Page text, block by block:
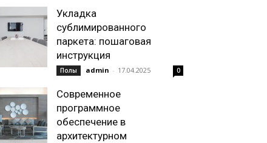
Укладка
сублимированного
паркета: пошаговая
инструкция
Полы admin - 17.04.2025 0
Современное
программное
обеспечение в
архитектурном